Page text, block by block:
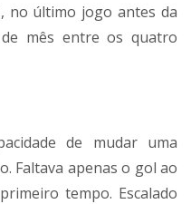
no último jogo antes da
mês entre os quatro
de mudar uma
Faltava apenas o gol ao
tempo. Escalado